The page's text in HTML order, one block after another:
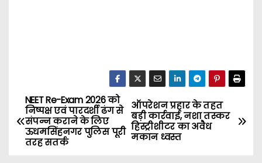
P
o
ऑपरेशन प्रहार के तहत
बड़ी कार्रवाई, नशा तस्कर
हिस्ट्रीशीटर का अवैध
मकान ध्वस्त
NEET Re-Exam 2026 को
निष्पक्ष एवं पारदर्शी ढंग से
संपन्न कराने के लिए
ऊधमसिंहनगर पुलिस पूरी
तरह सतर्क